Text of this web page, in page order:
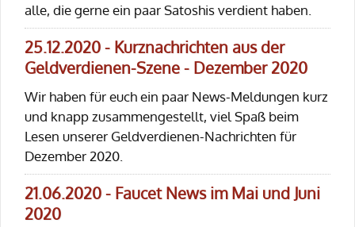
alle, die gerne ein paar Satoshis verdient haben.
25.12.2020 - Kurznachrichten aus der
Geldverdienen-Szene - Dezember 2020
Wir haben für euch ein paar News-Meldungen kurz
und knapp zusammengestellt, viel Spaß beim
Lesen unserer Geldverdienen-Nachrichten für
Dezember 2020.
21.06.2020 - Faucet News im Mai und Juni
2020